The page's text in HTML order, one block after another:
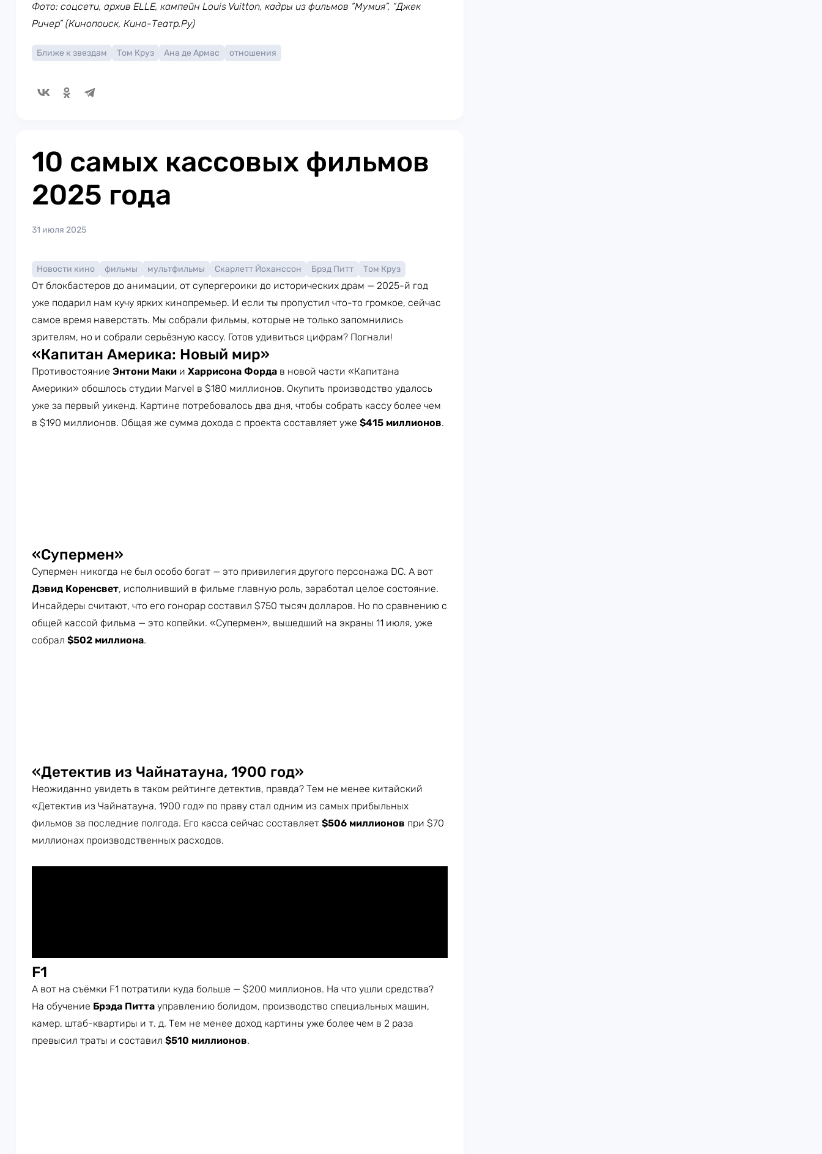
Фото: соцсети, архив ELLE, кампейн Louis Vuitton, кадры из фильмов “Мумия”, “Джек
Ричер” (Кинопоиск, Кино-Театр.Ру)
Ближе к звездам Том Круз Ана де Армас отношения
10 самых кассовых фильмов
2025 года
31 июля 2025
Новости кино фильмы мультфильмы Скарлетт Йоханссон Брэд Питт Том Круз
От блокбастеров до анимации, от супергероики до исторических драм — 2025-й год
уже подарил нам кучу ярких кинопремьер. И если ты пропустил что-то громкое, сейчас
самое время наверстать. Мы собрали фильмы, которые не только запомнились
зрителям, но и собрали серьёзную кассу. Готов удивиться цифрам? Погнали!
«Капитан Америка: Новый мир»
Противостояние Энтони Маки и Харрисона Форда в новой части «Капитана
Америки» обошлось студии Marvel в $180 миллионов. Окупить производство удалось
уже за первый уикенд. Картине потребовалось два дня, чтобы собрать кассу более чем
в $190 миллионов. Общая же сумма дохода с проекта составляет уже $415 миллионов.
«Супермен»
Супермен никогда не был особо богат — это привилегия другого персонажа DC. А вот
Дэвид Коренсвет, исполнивший в фильме главную роль, заработал целое состояние.
Инсайдеры считают, что его гонорар составил $750 тысяч долларов. Но по сравнению с
общей кассой фильма — это копейки. «Супермен», вышедший на экраны 11 июля, уже
собрал $502 миллиона.
«Детектив из Чайнатауна, 1900 год»
Неожиданно увидеть в таком рейтинге детектив, правда? Тем не менее китайский
«Детектив из Чайнатауна, 1900 год» по праву стал одним из самых прибыльных
фильмов за последние полгода. Его касса сейчас составляет $506 миллионов при $70
миллионах производственных расходов.
F1
А вот на съёмки F1 потратили куда больше — $200 миллионов. На что ушли средства?
На обучение Брэда Питта управлению болидом, производство специальных машин,
камер, штаб-квартиры и т. д. Тем не менее доход картины уже более чем в 2 раза
превысил траты и составил $510 миллионов.